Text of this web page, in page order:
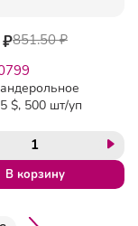
851.50 ₽
$, 500 шт/уп